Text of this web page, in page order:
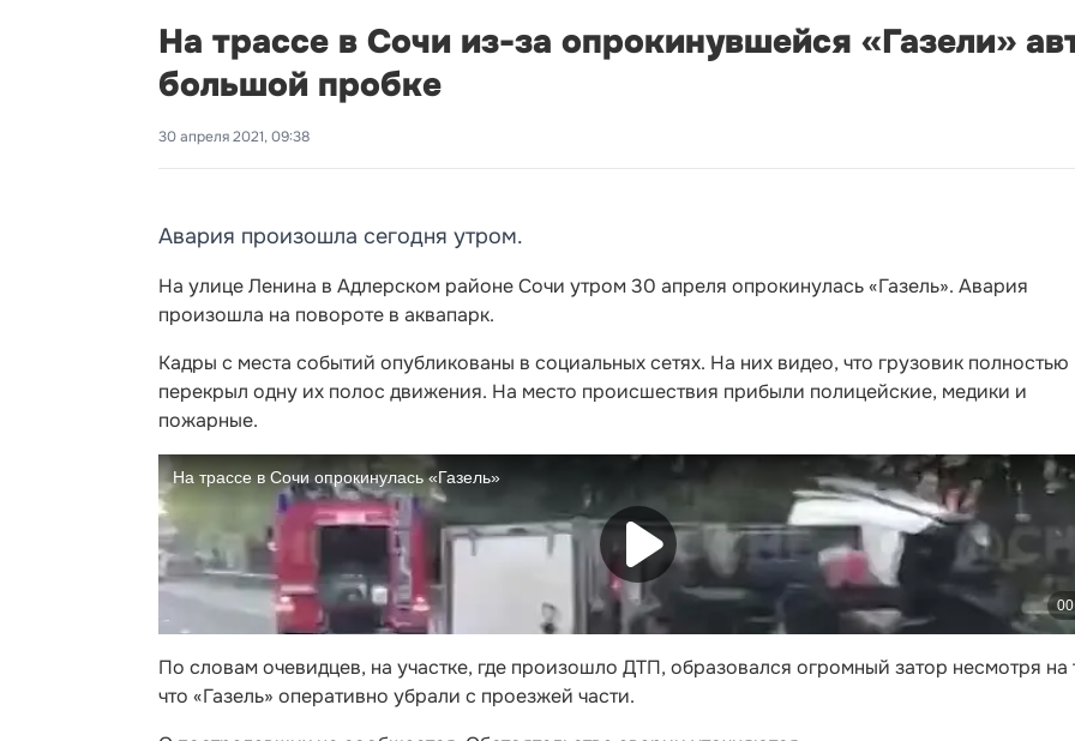
На трассе в Сочи из-за опрокинувшейся «Газели»
большой пробке
30 апреля 2021, 09:38
Авария произошла сегодня утром.
На улице Ленина в Адлерском районе Сочи утром 30 апреля опрокинулась «Газель». Авария
произошла на повороте в аквапарк.
Кадры с места событий опубликованы в социальных сетях. На них видео, что грузовик полностью
перекрыл одну их полос движения. На место происшествия прибыли полицейские, медики и
пожарные.
По словам очевидцев, на участке, где произошло ДТП, образовался огромный затор несмотря на
что «Газель» оперативно убрали с проезжей части.